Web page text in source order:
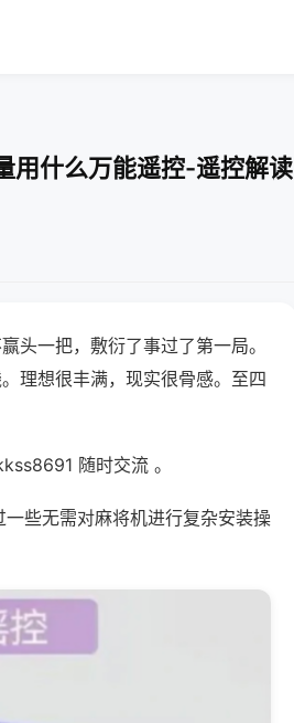
用什么万能遥控-遥控解读
头一把，敷衍了事过了第一局。
理想很丰满，现实很骨感。至四
随时交流 。
些无需对麻将机进行复杂安装操